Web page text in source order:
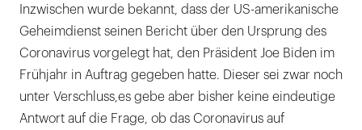
Inzwischen wurde bekannt, dass der US-amerikanische
Geheimdienst seinen Bericht über den Ursprung des
Coronavirus vorgelegt hat, den Präsident Joe Biden im
Frühjahr in Auftrag gegeben hatte. Dieser sei zwar noch
unter Verschluss,es gebe aber bisher keine eindeutige
Antwort auf die Frage, ob das Coronavirus auf